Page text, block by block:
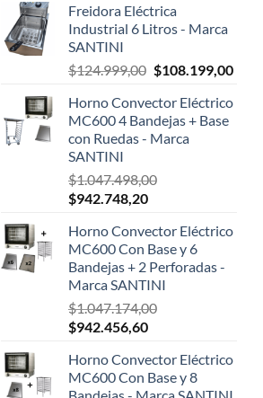
Freidora Eléctrica
Industrial 6 Litros - Marca
SANTINI
$124.999,00 El
original
era:
$124.999,00.
$108.199,00El
actual
Horno Convector Eléctrico
MC600 4 Bandejas + Base
con Ruedas - Marca
SANTINI
$1.047.498,00
El
original
era:
$1.047.498,00.
$942.748,20El
actual
es:
$942.748,20.
Horno Convector Eléctrico
MC600 Con Base y 6
Bandejas + 2 Perforadas -
Marca SANTINI
$1.047.174,00
El
original
era:
$942.456,60El
actual
es:
Horno Convector Eléctrico
MC600 Con Base y 8
Bandejas - Marca SANTINI